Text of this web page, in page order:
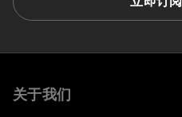
关于我们